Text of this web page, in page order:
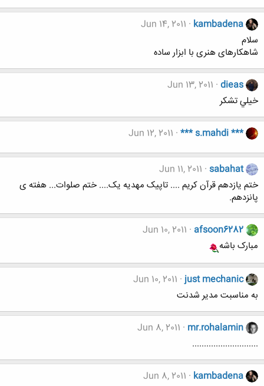
kambadena
Jun 14, 2011
سلام
شاهکارهای هنری با ابزار ساده
dieas
Jun 13, 2011
خيلي تشكر
*** s.mahdi ***
Jun 12, 2011
sabahat
Jun 11, 2011
ختم یازدهم قرآن کریم .... تاپیک مهدیه یک.... ختم صلوات... هفته ی
پانزدهم.
afsoon6282
Jun 10, 2011
مبارک باشه
just mechanic
Jun 10, 2011
به مناسبت مدیر شدنت
mr.rohalamin
Jun 8, 2011
............................
kambadena
Jun 8, 2011